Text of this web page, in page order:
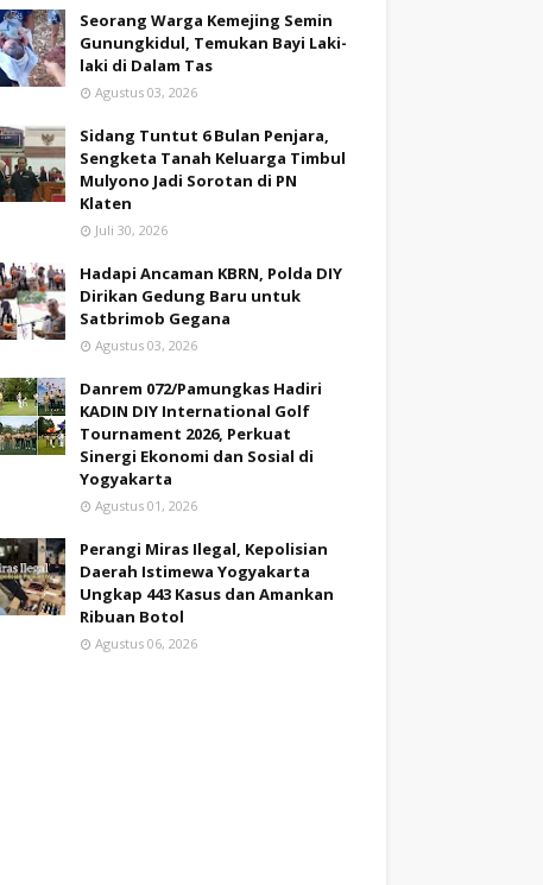
Seorang Warga Kemejing Semin
Gunungkidul, Temukan Bayi Laki-
laki di Dalam Tas
Agustus 03, 2026
Sidang Tuntut 6 Bulan Penjara,
Sengketa Tanah Keluarga Timbul
Mulyono Jadi Sorotan di PN
Klaten
Juli 30, 2026
Hadapi Ancaman KBRN, Polda DIY
Dirikan Gedung Baru untuk
Satbrimob Gegana
Agustus 03, 2026
Danrem 072/Pamungkas Hadiri
KADIN DIY International Golf
Tournament 2026, Perkuat
Sinergi Ekonomi dan Sosial di
Yogyakarta
Agustus 01, 2026
Perangi Miras Ilegal, Kepolisian
Daerah Istimewa Yogyakarta
Ungkap 443 Kasus dan Amankan
Ribuan Botol
Agustus 06, 2026